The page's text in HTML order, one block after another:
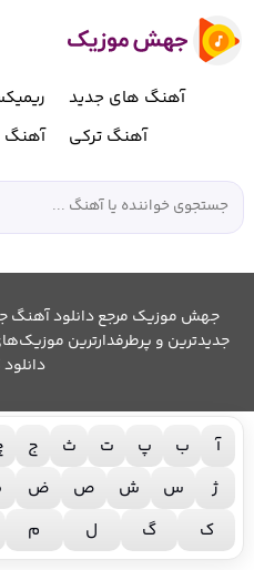
آهنگ های جدید
آهنگ ترکی
آهنگ
جهش موزیک مرجع دانلود آهنگ
جدیدترین و پرطرفدارترین
آ ب پ ت ث ج
ژ
س ش ص ض
ک
گ ل م